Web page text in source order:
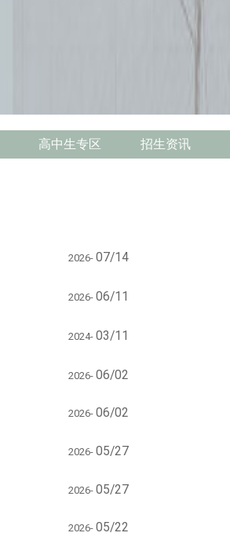
高中生专区 招生资讯
2026- 07/14
2026- 06/11
2024- 03/11
2026- 06/02
2026- 06/02
2026- 05/27
2026- 05/27
2026- 05/22